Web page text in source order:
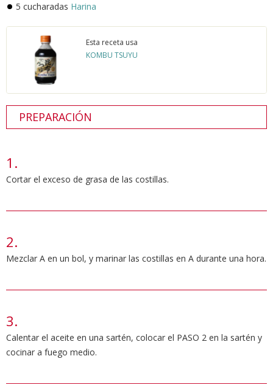
5 cucharadas Harina
Esta receta usa
KOMBU TSUYU
PREPARACIÓN
Cortar el exceso de grasa de las costillas.
Mezclar A en un bol, y marinar las costillas en A durante una hora.
Calentar el aceite en una sartén, colocar el PASO 2 en la sartén y
cocinar a fuego medio.